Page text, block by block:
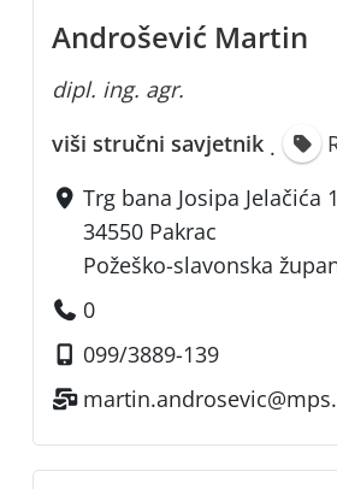
Androšević Martin
dipl. ing. agr.
viši stručni savjetnik ·
Trg bana Josipa Jelačića
34550 Pakrac
Požeško-slavonska
0
099/3889-139